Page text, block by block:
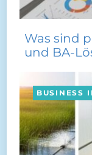
Was sind
und BA-
BUSINESS